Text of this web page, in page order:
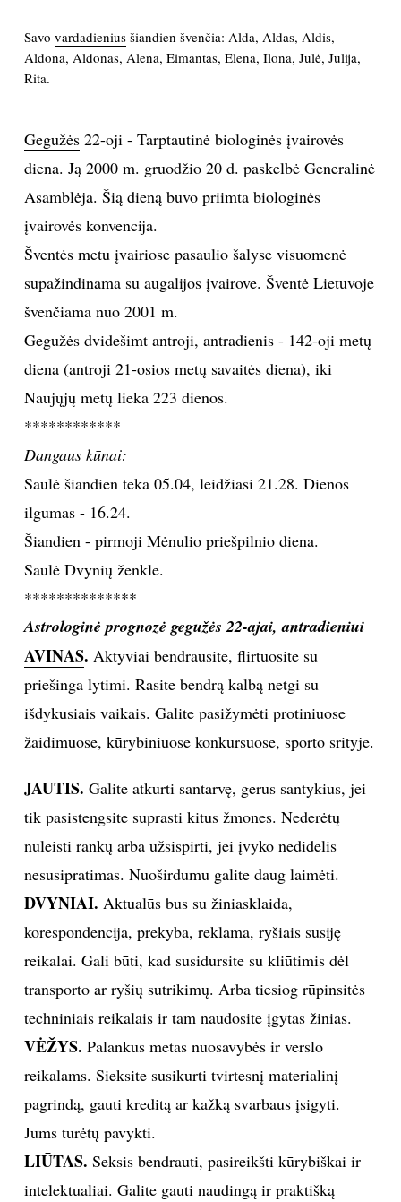
POLITIKA
KULTŪRA
LAISVALAIKIS
MUZIKA
TEATRAS
SPORTAS
FOTOGRAFIJA
MENAS
ORAI
ĮDOMYBĖS
KNYGOS
INTERJERAS
NAMAI
VIRTUVĖ
VAIKAI
NELAIMĖS
KONTAKTAI
PRIVATUMO POLITIKA
Sekite mus:
PRENUMERUOK
Savo vardadieniusšiandien švenčia: Alda, Aldas, Aldis,
Aldona, Aldonas, Alena, Eimantas, Elena, Ilona, Julė, Julija,
Rita.
Gegužės22-oji - Tarptautinė biologinės įvairovės
diena. Ją 2000 m. gruodžio 20 d. paskelbė Generalinė
Asamblėja. Šią dieną buvo priimta biologinės
įvairovės konvencija.
Šventės metu įvairiose pasaulio šalyse visuomenė
supažindinama su augalijos įvairove. Šventė Lietuvoje
švenčiama nuo 2001 m.
Gegužės dvidešimt antroji, antradienis - 142-oji metų
diena (antroji 21-osios metų savaitės diena), iki
Naujųjų metų lieka 223 dienos.
************
Dangaus kūnai:
Saulė šiandien teka 05.04, leidžiasi 21.28. Dienos
ilgumas - 16.24.
Šiandien - pirmoji Mėnulio priešpilnio diena.
Saulė Dvynių ženkle.
**************
Astrologinė prognozė gegužės 22-ajai, antradieniui
AVINAS. Aktyviai bendrausite, flirtuosite su
priešinga lytimi. Rasite bendrą kalbą netgi su
išdykusiais vaikais. Galite pasižymėti protiniuose
žaidimuose, kūrybiniuose konkursuose, sporto srityje.
JAUTIS. Galite atkurti santarvę, gerus santykius, jei
tik pasistengsite suprasti kitus žmones. Nederėtų
nuleisti rankų arba užsispirti, jei įvyko nedidelis
nesusipratimas. Nuoširdumu galite daug laimėti.
DVYNIAI. Aktualūs bus su žiniasklaida,
korespondencija, prekyba, reklama, ryšiais susiję
reikalai. Gali būti, kad susidursite su kliūtimis dėl
transporto ar ryšių sutrikimų. Arba tiesiog rūpinsitės
techniniais reikalais ir tam naudosite įgytas žinias.
VĖŽYS. Palankus metas nuosavybės ir verslo
reikalams. Sieksite susikurti tvirtesnį materialinį
pagrindą, gauti kreditą ar kažką svarbaus įsigyti.
Jums turėtų pavykti.
LIŪTAS. Seksis bendrauti, pasireikšti kūrybiškai ir
intelektualiai. Galite gauti naudingą ir praktišką